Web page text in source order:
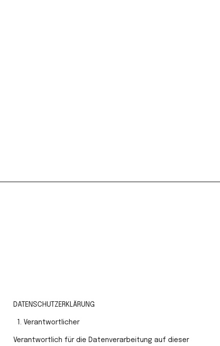
DATENSCHUTZERKLÄRUNG
1.⁠ ⁠Verantwortlicher
Verantwortlich für die Datenverarbeitung auf dieser